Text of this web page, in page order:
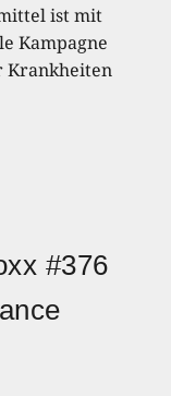
ist mit
Kampagne
Krankheiten
#376